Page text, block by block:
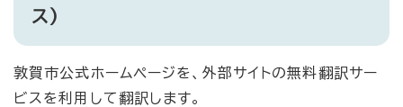
ス）
敦賀市公式ホームページを、外部サイトの無料翻訳サー
ビスを利用して翻訳します。